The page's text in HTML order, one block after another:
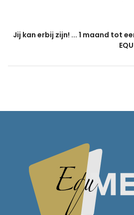
Jij kan erbij zijn! ... 1 maand tot